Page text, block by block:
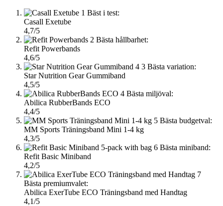
1 Bäst i test:
Casall Exetube
4,7/5
2 Bästa hållbarhet:
Refit Powerbands
4,6/5
3 Bästa variation:
Star Nutrition Gear Gummiband
4,5/5
4 Bästa miljöval:
Abilica RubberBands ECO
4,4/5
5 Bästa budgetval:
MM Sports Träningsband Mini 1-4 kg
4,3/5
6 Bästa miniband:
Refit Basic Miniband
4,2/5
7
Bästa premiumvalet:
Abilica ExerTube ECO Träningsband med Handtag
4,1/5